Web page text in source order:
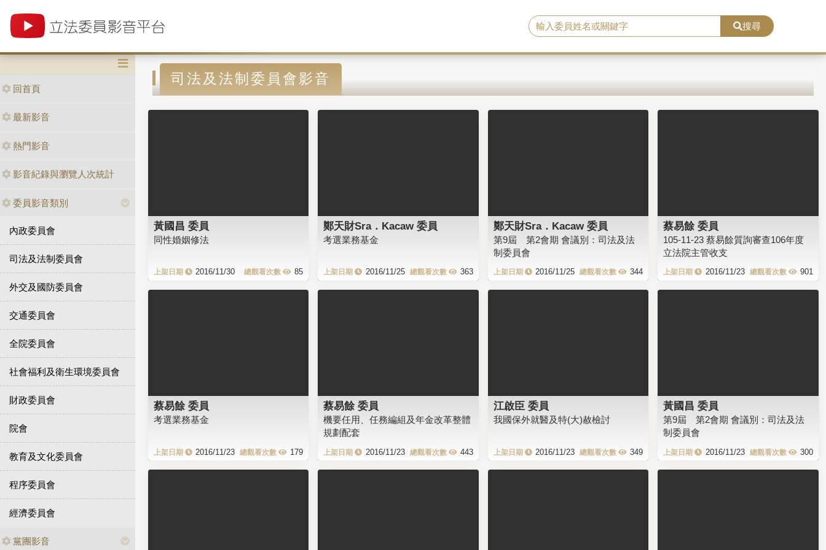
搜尋
回首頁
最新影音
熱門影音
影音紀錄與瀏覽人次統計
委員影音類別
內政委員會
司法及法制委員會
外交及國防委員會
交通委員會
全院委員會
社會福利及衛生環境委員會
財政委員會
院會
教育及文化委員會
程序委員會
經濟委員會
黨團影音
司法及法制委員會影音
黃國昌 委員
同性婚姻修法
2016/11/30 85
鄭天財Sra．Kacaw 委員
考選業務基金
2016/11/25 363
鄭天財Sra．Kacaw 委員
第9屆 第2會期 會議別：司法及法
制委員會
2016/11/25 344
蔡易餘 委員
105-11-23 蔡易餘質詢審查106年度
立法院主管收支
2016/11/23 901
蔡易餘 委員
考選業務基金
2016/11/23 179
蔡易餘 委員
機要任用、任務編組及年金改革整體
規劃配套
2016/11/23 443
江啟臣 委員
我國保外就醫及特(大)赦檢討
2016/11/23 349
黃國昌 委員
第9屆 第2會期 會議別：司法及法
制委員會
2016/11/23 300